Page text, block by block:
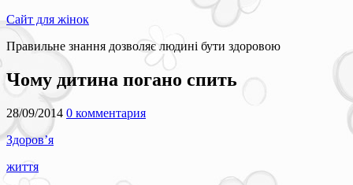
Сайт для жінок
Правильне знання дозволяє людині бути здоровою
Чому дитина погано спить
28/09/2014 0 комментария
Здоров’я
життя